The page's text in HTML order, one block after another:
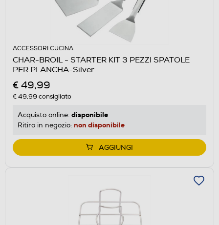
ACCESSORI CUCINA
CHAR-BROIL - STARTER KIT 3 PEZZI SPATOLE
PER PLANCHA-Silver
€ 49,99
€ 49,99 consigliato
Acquisto online: disponibile
Ritiro in negozio: non disponibile
AGGIUNGI